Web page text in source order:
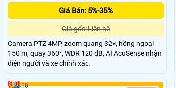
Giá Bán: 5%-35%
Giá gốc: Liên hệ
Camera PTZ 4MP, zoom quang 32×, hồng ngoại
150 m, quay 360°, WDR 120 dB, AI AcuSense nhận
diện người và xe chính xác.
10